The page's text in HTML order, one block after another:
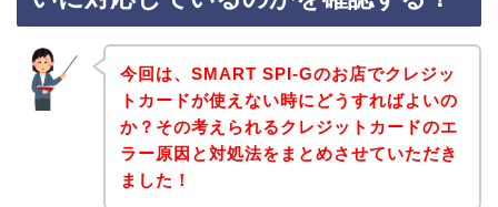
今回は、SMART SPI-Gのお店でクレジッ
トカードが使えない時にどうすればよいの
か？その考えられるクレジットカードのエ
ラー原因と対処法をまとめさせていただき
ました！